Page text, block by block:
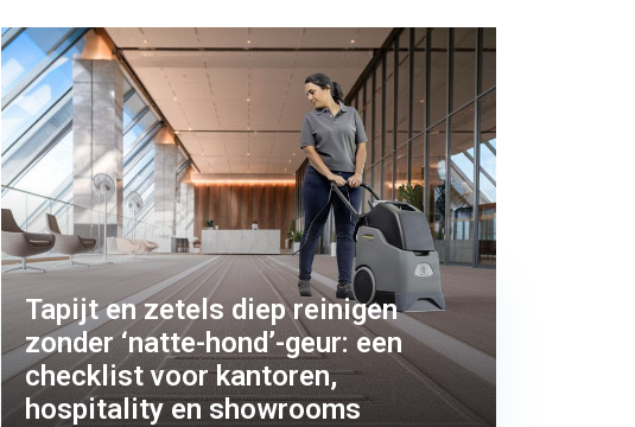
Tapijt en zetels diep reinigen
zonder ‘natte-hond’-geur: een
checklist voor kantoren,
hospitality en showrooms